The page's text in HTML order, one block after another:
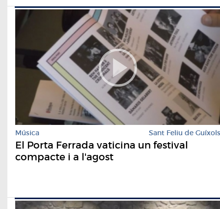
Música Sant Feliu de Guíxols
El Porta Ferrada vaticina un festival
compacte i a l'agost